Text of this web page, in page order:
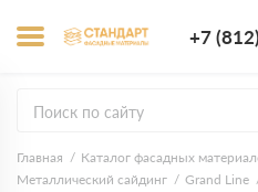
+7
Главная Каталог фасадных
Металлический сайдинг
Grand Line